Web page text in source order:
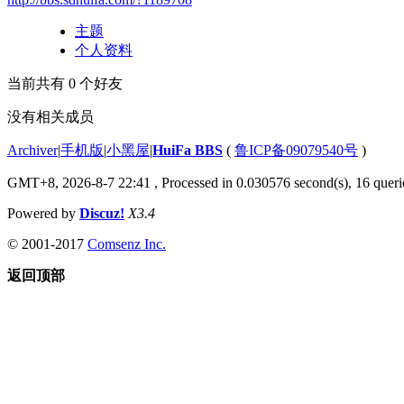
主题
个人资料
当前共有 0 个好友
没有相关成员
Archiver|手机版|小黑屋|HuiFa BBS ( 鲁ICP备09079540号 )
GMT+8, 2026-8-7 22:41 , Processed in 0.030576 second(s), 16
Powered by Discuz! X3.4
© 2001-2017 Comsenz Inc.
返回顶部